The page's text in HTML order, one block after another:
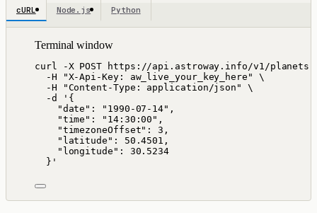
cURL Node.js Python
Terminal window
curl -X POST https://api.astroway.info/v1/planets
-H
"X-Api-Key: aw_live_your_key_here "
\
-H
"Content-Type: application/json "
\
-d
' {
"date": "1990-07-14",
"time": "14:30:00",
"timezoneOffset": 3,
"latitude": 50.4501,
"longitude": 30.5234
} '